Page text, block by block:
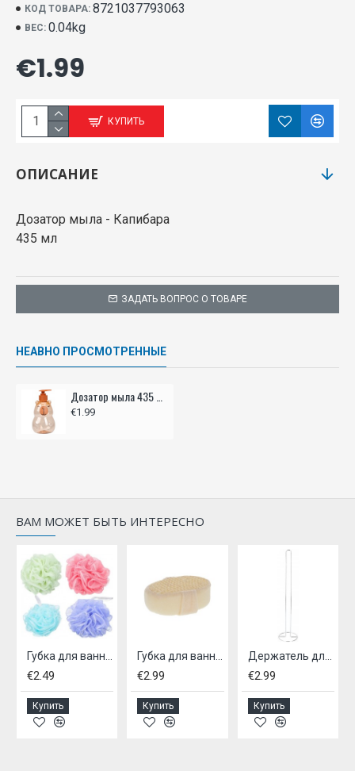
КОД ТОВАРА: 8721037793063
ВЕС: 0.04kg
€1.99
КУПИТЬ
ЗАДАТЬ ВОПРОС О ТОВАРЕ
ОПИСАНИЕ
Дозатор мыла - Капибара
435 мл
НЕАВНО ПРОСМОТРЕННЫЕ
€1.99
ВАМ МОЖЕТ БЫТЬ ИНТЕРЕСНО
€2.49
Купить
€2.99
Купить
€2.99
Купить